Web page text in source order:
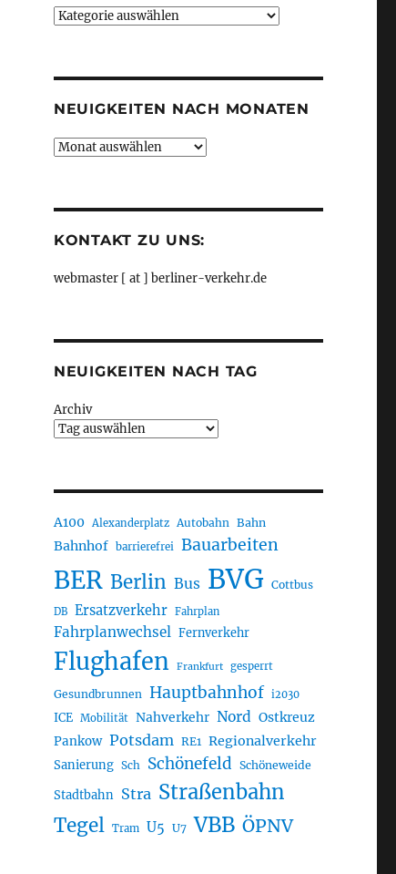
Neuigkeiten
NEUIGKEITEN NACH MONATEN
Neuigkeiten
KONTAKT ZU UNS:
webmaster [ at ] berliner-verkehr.de
NEUIGKEITEN NACH TAG
Archiv
A100 Alexanderplatz Autobahn Bahn
Bahnhof barrierefrei Bauarbeiten
BER Berlin Bus BVG Cottbus
DB Ersatzverkehr Fahrplan
Fahrplanwechsel Fernverkehr
Flughafen Frankfurt gesperrt
Gesundbrunnen Hauptbahnhof i2030
ICE Mobilität Nahverkehr Nord Ostkreuz
Pankow Potsdam RE1 Regionalverkehr
Sanierung Sch Schönefeld Schöneweide
Stadtbahn Stra Straßenbahn
Tegel Tram U5 U7 VBB ÖPNV